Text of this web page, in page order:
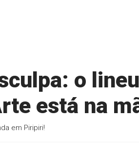
o
está na
em Piripiri!